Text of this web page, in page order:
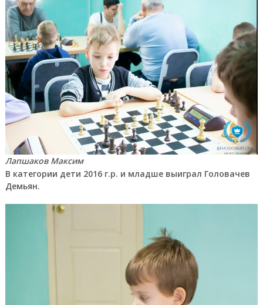
Лапшаков Максим
В категории дети 2016 г.р. и младше выиграл Головачев
Демьян.